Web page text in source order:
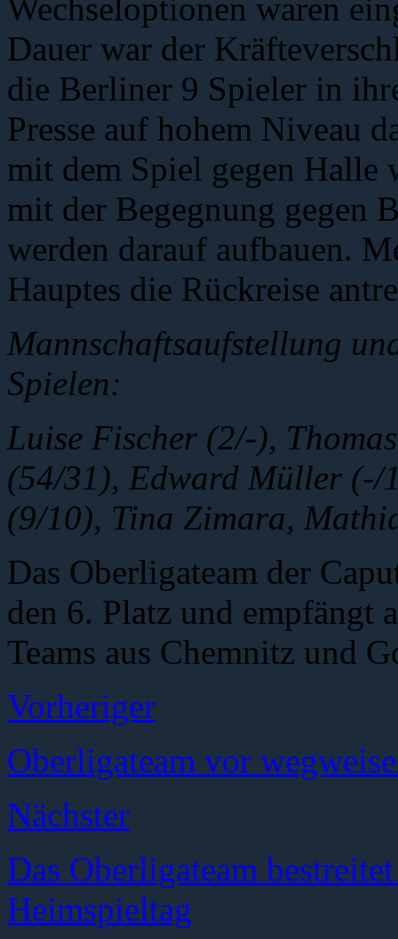
Wechseloptionen waren
Dauer war der
die Berliner 9 Spieler in
Presse auf hohem Niveau
mit dem Spiel gegen Halle
mit der Begegnung gegen
werden darauf aufbauen.
Hauptes die Rückreise
Mannschaftsaufstellung
Spielen:
Luise Fischer (2/-),
(54/31), Edward Müller (-/
(9/10), Tina Zimara,
Das Oberligateam der
den 6. Platz und empfängt
Teams aus Chemnitz und
Vorheriger
Oberligateam vor
Nächster
Das Oberligateam
Heimspieltag